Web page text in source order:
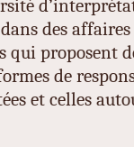
des
qui proposent
de
et celles